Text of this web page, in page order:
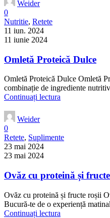
Weider
0
Nutritie, Retete
11 iun. 2024
11 iunie 2024
Omletă Proteică Dulce
Omletă Proteică Dulce Omletă
combinație de ingrediente
Continuați lectura
Weider
0
Retete, Suplimente
23 mai 2024
23 mai 2024
Ovăz cu proteină și
Ovăz cu proteină și fructe roșii
Bucură-te de o experiență
Continuați lectura